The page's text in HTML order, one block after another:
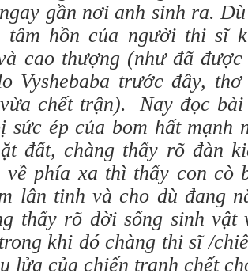
gần nơi anh sinh ra.
tâm hồn của người thi sĩ
cao thượng (như đã
Vyshebaba trước đây, thơ
vừa chết trận). Nay đọc
sức ép của bom hất mạnh
đất,chàng thấy rõ đàn
về phía xa thì thấy con cò
lân tinh và cho dù đang
thấy rõ đời sống sinh
trong khi đó chàng thi sĩ /
lửa của chiến tranh chết